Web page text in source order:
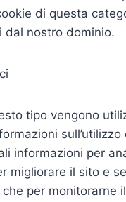
di questa
dal nostro dominio.
tipo vengono
sull’utilizzo
informazioni per
migliorare il sito e
che per monitorarne